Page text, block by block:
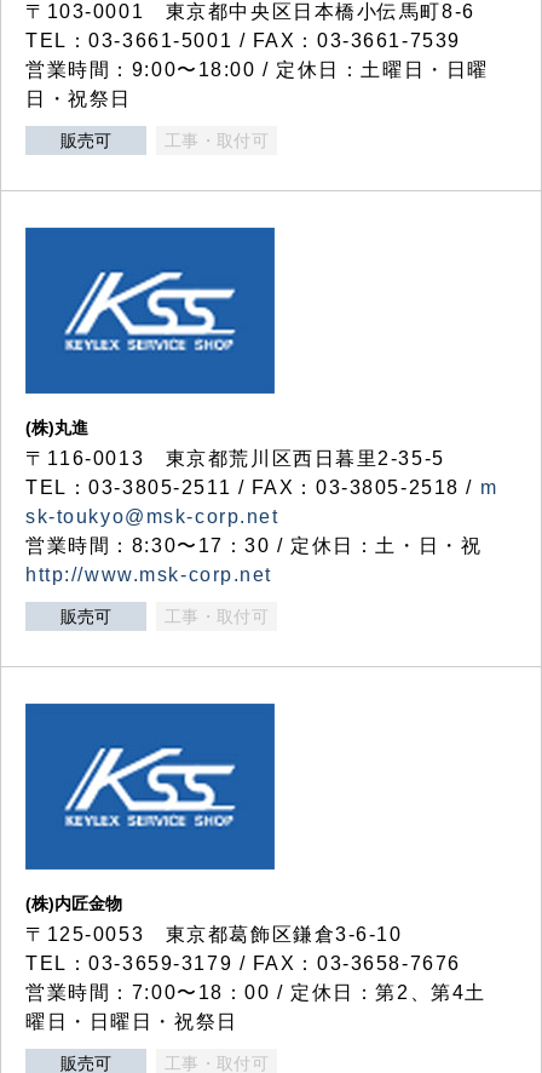
〒103-0001 東京都中央区日本橋小伝馬町8-6
TEL：03-3661-5001 / FAX：03-3661-7539
営業時間：9:00〜18:00 / 定休日：土曜日・日曜
日・祝祭日
販売可 工事・取付可
(株)丸進
〒116-0013 東京都荒川区西日暮里2-35-5
TEL：03-3805-2511 / FAX：03-3805-2518 / m
sk-toukyo@msk-corp.net
営業時間：8:30〜17：30 / 定休日：土・日・祝
http://www.msk-corp.net
販売可 工事・取付可
(株)内匠金物
〒125-0053 東京都葛飾区鎌倉3-6-10
TEL：03-3659-3179 / FAX：03-3658-7676
営業時間：7:00〜18：00 / 定休日：第2、第4土
曜日・日曜日・祝祭日
販売可 工事・取付可